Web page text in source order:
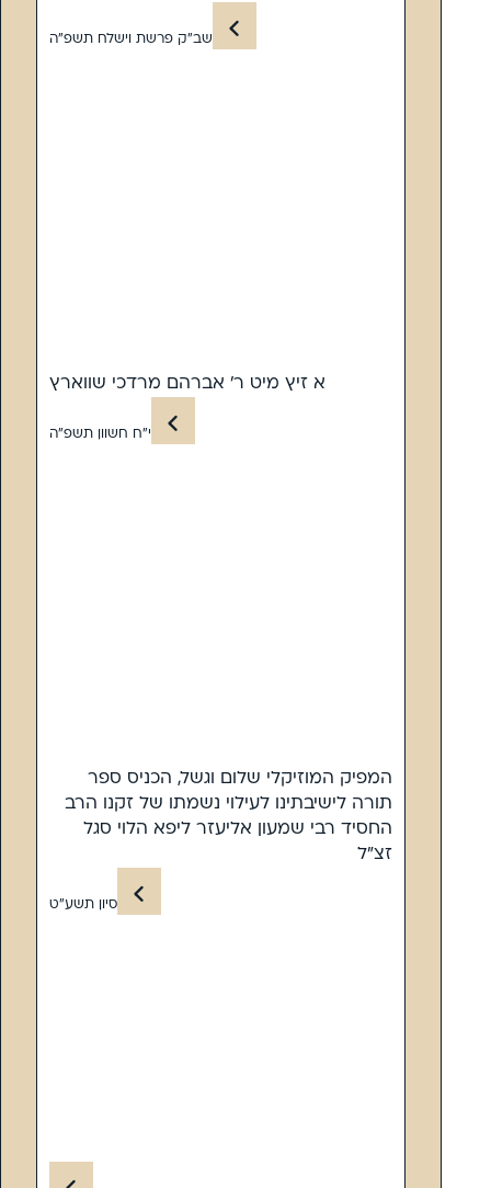
שב”ק פרשת וישלח תשפ”ה
א זיץ מיט ר’ אברהם מרדכי שווארץ
י”ח חשוון תשפ”ה
המפיק המוזיקלי שלום וגשל, הכניס ספר
תורה לישיבתינו לעילוי נשמתו של זקנו הרב
החסיד רבי שמעון אליעזר ליפא הלוי סגל
זצ”ל
סיון תשע”ט